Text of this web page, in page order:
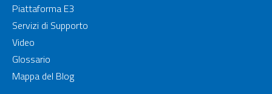
Piattaforma E3
Servizi di Supporto
Video
Glossario
Mappa del Blog